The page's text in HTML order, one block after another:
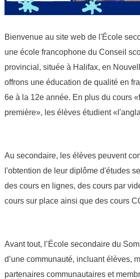
Bienvenue au site web de l'École
une école francophone du Conseil
provincial, située à Halifax, en
offrons une éducation de qualité en
6e à la 12e année. En plus du cours
première», les élèves étudient
Au secondaire, les élèves peuvent
l'obtention de leur diplôme d'études
des cours en lignes, des cours par
cours sur place ainsi que des cours
Avant tout, l’École secondaire du
d’une communauté, incluant élèves,
partenaires communautaires et